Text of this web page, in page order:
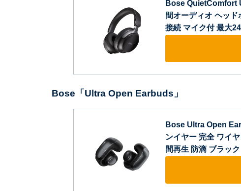
Bose QuietComfort
間オーディオ ヘッ
接続 マイク付 最大
Bose「Ultra Open Earbuds」
Bose Ultra Open
ンイヤー 完全 ワイ
間再生 防滴 ブラック